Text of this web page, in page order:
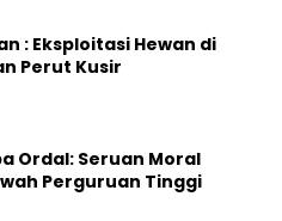
: Eksploitasi Hewan di
Perut Kusir
Ordal: Seruan Moral
Perguruan Tinggi